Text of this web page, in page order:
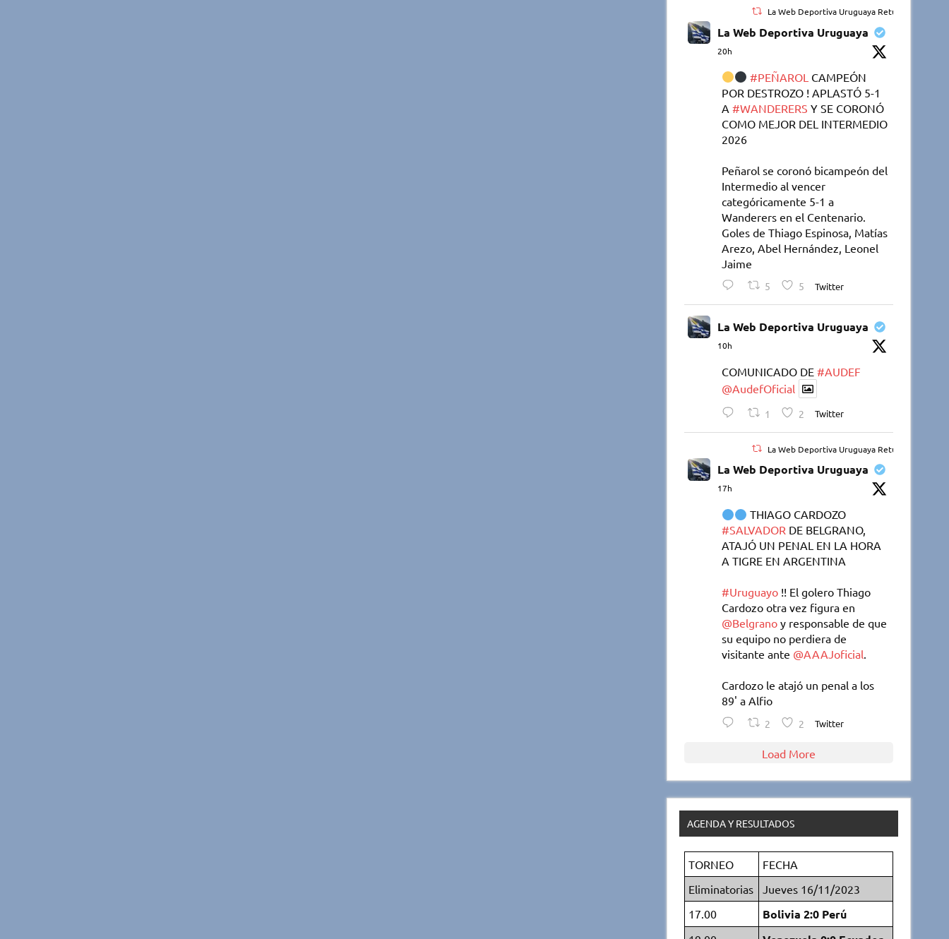
La Web Deportiva Uruguaya Retuiteado
La Web Deportiva Uruguaya
20h
#PEÑAROL CAMPEÓN
POR DESTROZO ! APLASTÓ 5-1
A#WANDERERS Y SE CORONÓ
COMO MEJOR DEL INTERMEDIO
2026
Peñarol se coronó bicampeón del
Intermedio al vencer
categóricamente 5-1 a
Wanderers en el Centenario.
Goles de Thiago Espinosa, Matías
Arezo, Abel Hernández, Leonel
Jaime
5 5 Twitter
La Web Deportiva Uruguaya
10h
COMUNICADO DE#AUDEF
@AudefOficial
1 2 Twitter
La Web Deportiva Uruguaya Retuiteado
La Web Deportiva Uruguaya
17h
THIAGO CARDOZO
#SALVADOR DE BELGRANO,
ATAJÓ UN PENAL EN LA HORA
A TIGRE EN ARGENTINA
#Uruguayo !! El golero Thiago
Cardozo otra vez figura en
@Belgrano y responsable de que
su equipo no perdiera de
visitante ante @AAAJoficial.
Cardozo le atajó un penal a los
89' a Alfio
2 2 Twitter
Load More
AGENDA Y RESULTADOS
TORNEO
FECHA
Eliminatorias
Jueves 16/11/2023
17.00
Bolivia 2:0 Perú